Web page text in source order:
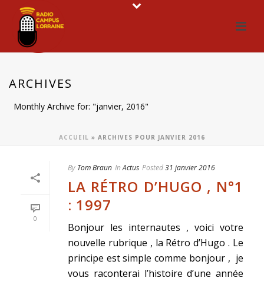
ARCHIVES
Monthly Archive for: "janvier, 2016"
ACCUEIL » ARCHIVES POUR JANVIER 2016
0
By Tom Braun In Actus Posted31 janvier 2016
LA RÉTRO D’HUGO , N°1
: 1997
Bonjour les internautes , voici votre
nouvelle rubrique , la Rétro d’Hugo . Le
principe est simple comme bonjour , je
vous raconterai l’histoire d’une année